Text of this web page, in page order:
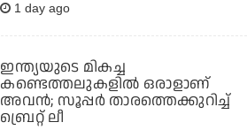
1 day ago
ഇന്ത്യയുടെ മികച്ച
കണ്ടെത്തലുകളില്‍ ഒരാളാണ്
അവന്‍; സൂപ്പര്‍ താരത്തെക്കുറിച്ച്
ബ്രെറ്റ് ലീ